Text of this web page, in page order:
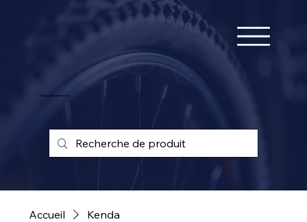
25 ans d'expérience !
Accueil Kenda